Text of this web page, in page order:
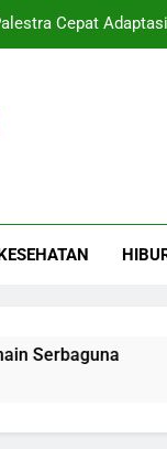
Cepat
Layani 96
dan Turki Tidak
Otot:
6 Jam